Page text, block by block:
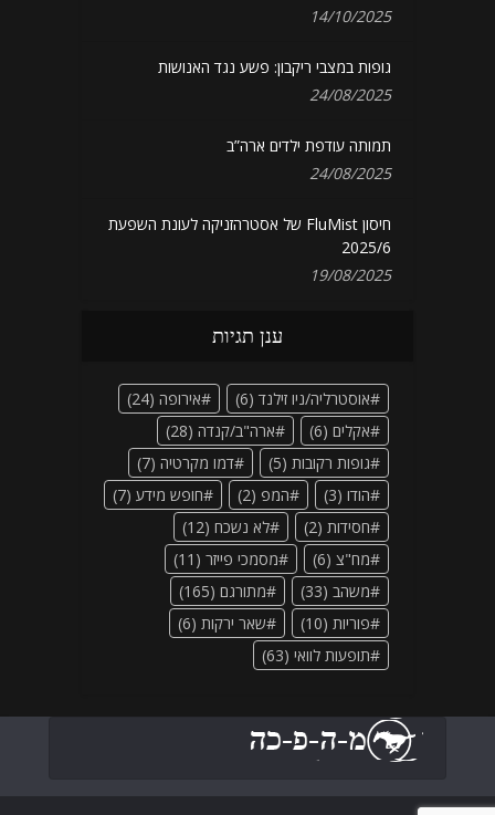
14/10/2025
גופות במצבי ריקבון: פשע נגד האנושות
24/08/2025
תמותה עודפת ילדים ארה”ב
24/08/2025
חיסון FluMist של אסטרהזניקה לעונת השפעת
2025/6
19/08/2025
ענן תגיות
אוסטרליה/ניו זילנד (6) אירופה (24)
אקלים (6) ארה"ב/קנדה (28)
גופות רקובות (5) דמו מקרטיה (7)
הודו (3) המפ (2) חופש מידע (7)
חסידות (2) לא נשכח (12)
מח"צ (6) מסמכי פייזר (11)
משהב (33) מתורגם (165)
פוריות (10) שאר ירקות (6)
תופעות לוואי (63)